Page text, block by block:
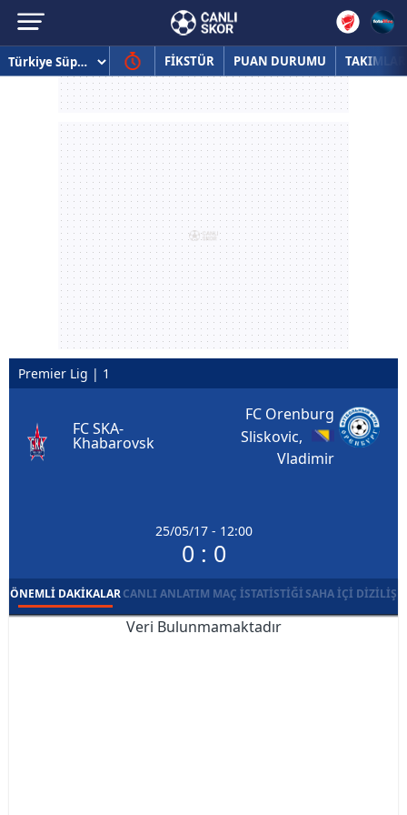
FİKSTÜR PUAN DURUMU TAKIMLAR
Premier Lig | 1
FC SKA-
Khabarovsk
25/05/17 - 12:00
0 : 0
FC Orenburg
Sliskovic,
Vladimir
ÖNEMLI DAKIKALARCANLI ANLATIM MAÇ İSTATISTIĞISAHA İÇI DIZILIŞ
Veri Bulunmamaktadır